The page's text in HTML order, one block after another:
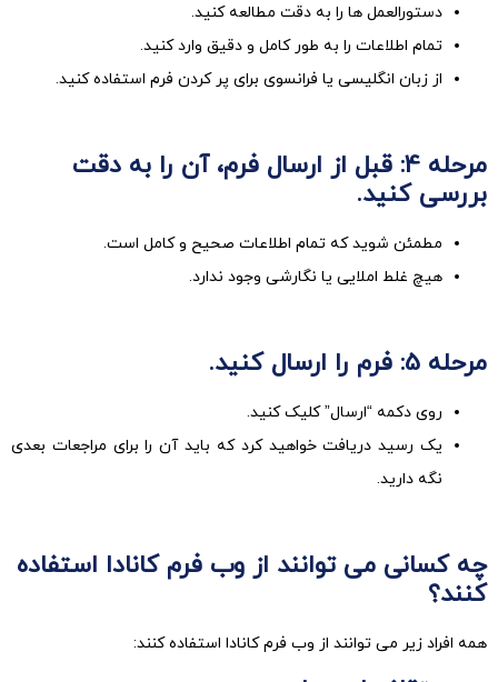
دستورالعمل ها را به دقت مطالعه کنید.
تمام اطلاعات را به طور کامل و دقیق وارد کنید.
از زبان انگلیسی یا فرانسوی برای پر کردن فرم استفاده کنید.
مرحله 4: قبل از ارسال فرم، آن را به دقت
بررسی کنید.
مطمئن شوید که تمام اطلاعات صحیح و کامل است.
هیچ غلط املایی یا نگارشی وجود ندارد.
مرحله 5: فرم را ارسال کنید.
روی دکمه “ارسال” کلیک کنید.
یک رسید دریافت خواهید کرد که باید آن را برای مراجعات بعدی
نگه دارید.
چه کسانی می توانند از وب فرم کانادا استفاده
کنند؟
همه افراد زیر می توانند از وب فرم کانادا استفاده کنند: